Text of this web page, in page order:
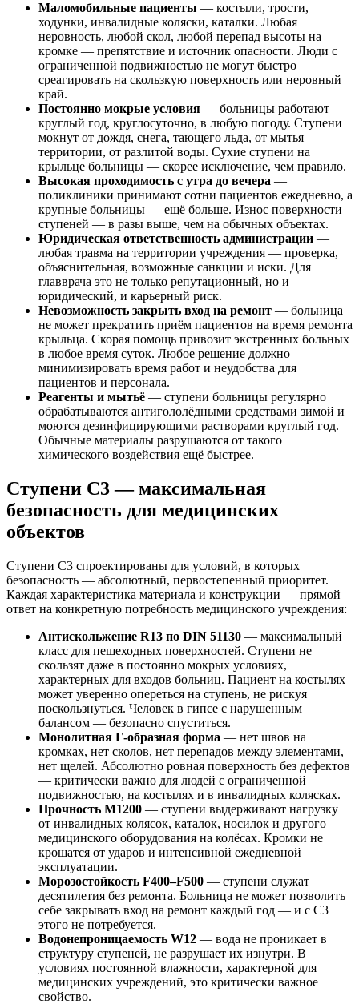
Маломобильные пациенты — костыли, трости,
ходунки, инвалидные коляски, каталки. Любая
неровность, любой скол, любой перепад высоты на
кромке — препятствие и источник опасности. Люди с
ограниченной подвижностью не могут быстро
среагировать на скользкую поверхность или неровный
край.
Постоянно мокрые условия — больницы работают
круглый год, круглосуточно, в любую погоду. Ступени
мокнут от дождя, снега, тающего льда, от мытья
территории, от разлитой воды. Сухие ступени на
крыльце больницы — скорее исключение, чем правило.
Высокая проходимость с утра до вечера —
поликлиники принимают сотни пациентов ежедневно, а
крупные больницы — ещё больше. Износ поверхности
ступеней — в разы выше, чем на обычных объектах.
Юридическая ответственность администрации —
любая травма на территории учреждения — проверка,
объяснительная, возможные санкции и иски. Для
главврача это не только репутационный, но и
юридический, и карьерный риск.
Невозможность закрыть вход на ремонт — больница
не может прекратить приём пациентов на время ремонта
крыльца. Скорая помощь привозит экстренных больных
в любое время суток. Любое решение должно
минимизировать время работ и неудобства для
пациентов и персонала.
Реагенты и мытьё — ступени больницы регулярно
обрабатываются антигололёдными средствами зимой и
моются дезинфицирующими растворами круглый год.
Обычные материалы разрушаются от такого
химического воздействия ещё быстрее.
Ступени С3 — максимальная
безопасность для медицинских
объектов
Ступени С3 спроектированы для условий, в которых
безопасность — абсолютный, первостепенный приоритет.
Каждая характеристика материала и конструкции — прямой
ответ на конкретную потребность медицинского учреждения:
Антискольжение R13 по DIN 51130 — максимальный
класс для пешеходных поверхностей. Ступени не
скользят даже в постоянно мокрых условиях,
характерных для входов больниц. Пациент на костылях
может уверенно опереться на ступень, не рискуя
поскользнуться. Человек в гипсе с нарушенным
балансом — безопасно спуститься.
Монолитная Г-образная форма — нет швов на
кромках, нет сколов, нет перепадов между элементами,
нет щелей. Абсолютно ровная поверхность без дефектов
— критически важно для людей с ограниченной
подвижностью, на костылях и в инвалидных колясках.
Прочность М1200 — ступени выдерживают нагрузку
от инвалидных колясок, каталок, носилок и другого
медицинского оборудования на колёсах. Кромки не
крошатся от ударов и интенсивной ежедневной
эксплуатации.
Морозостойкость F400–F500 — ступени служат
десятилетия без ремонта. Больница не может позволить
себе закрывать вход на ремонт каждый год — и с С3
этого не потребуется.
Водонепроницаемость W12 — вода не проникает в
структуру ступеней, не разрушает их изнутри. В
условиях постоянной влажности, характерной для
медицинских учреждений, это критически важное
свойство.